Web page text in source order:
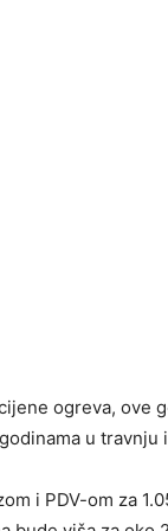
ogreva, ove
u travnju
i PDV-om za